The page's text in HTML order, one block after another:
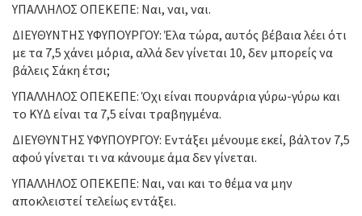
ΥΠΑΛΛΗΛΟΣ ΟΠΕΚΕΠΕ: Ναι, ναι, ναι.
ΔΙΕΥΘΥΝΤΗΣ ΥΦΥΠΟΥΡΓΟΥ: Έλα τώρα, αυτός βέβαια λέει ότι
με τα 7,5 χάνει μόρια, αλλά δεν γίνεται 10, δεν μπορείς να
βάλεις Σάκη έτσι;
ΥΠΑΛΛΗΛΟΣ ΟΠΕΚΕΠΕ: Όχι είναι πουρνάρια γύρω-γύρω και
το ΚΥΔ είναι τα 7,5 είναι τραβηγμένα.
ΔΙΕΥΘΥΝΤΗΣ ΥΦΥΠΟΥΡΓΟΥ: Εντάξει μένουμε εκεί, βάλτον 7,5
αφού γίνεται τι να κάνουμε άμα δεν γίνεται.
ΥΠΑΛΛΗΛΟΣ ΟΠΕΚΕΠΕ: Ναι, ναι και το θέμα να μην
αποκλειστεί τελείως εντάξει.